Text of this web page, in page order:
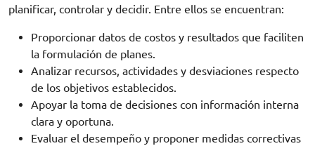
planificar, controlar y decidir. Entre ellos se encuentran:
Proporcionar datos de costos y resultados que faciliten
la formulación de planes.
Analizar recursos, actividades y desviaciones respecto
de los objetivos establecidos.
Apoyar la toma de decisiones con información interna
clara y oportuna.
Evaluar el desempeño y proponer medidas correctivas